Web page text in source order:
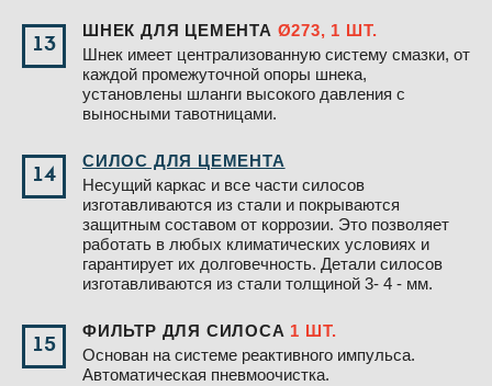
13
ШНЕК ДЛЯ ЦЕМЕНТА Ø273, 1 ШТ.
Шнек имеет централизованную систему смазки, от
каждой промежуточной опоры шнека,
установлены шланги высокого давления с
выносными тавотницами.
14
СИЛОС ДЛЯ ЦЕМЕНТА
Несущий каркас и все части силосов
изготавливаются из стали и покрываются
защитным составом от коррозии. Это позволяет
работать в любых климатических условиях и
гарантирует их долговечность. Детали силосов
изготавливаются из стали толщиной 3- 4 - мм.
15
ФИЛЬТР ДЛЯ СИЛОСА 1 ШТ.
Основан на системе реактивного импульса.
Автоматическая пневмоочистка.